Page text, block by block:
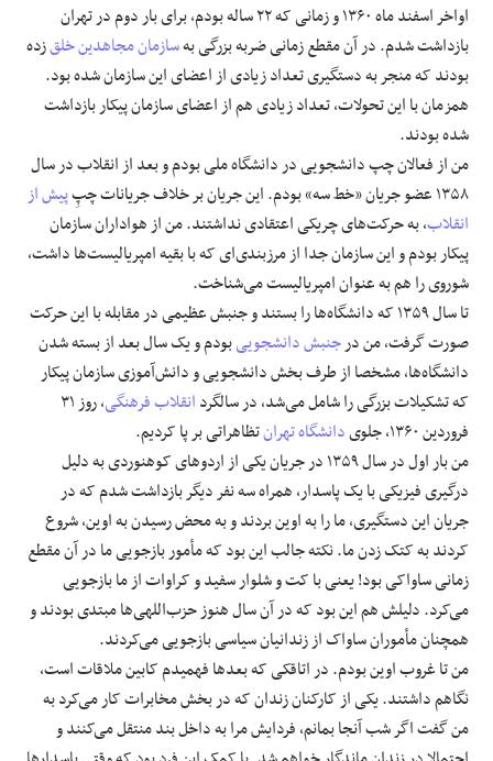
اواخر اسفند ماه ۱۳۶۰ و زمانی که ۲۲ ساله بودم، برای بار دوم در تهران
بازداشت شدم. در آن مقطع زمانی ضربه بزرگی بهسازمان مجاهدین خلقزده
بودند که منجر به دستگیری تعداد زیادی از اعضای این سازمان شده بود.
همزمان با این تحولات، تعداد زیادی هم از اعضای سازمان پیکار بازداشت
شده بودند.
من از فعالان چپ دانشجویی در دانشگاه ملی بودم و بعد از انقلاب در سال
۱۳۵۸ عضو جریان «خط سه» بودم. این جریان بر خلاف جریانات چپِ
پیش از
انقلاب، به حرکت‌های چریکی اعتقادی نداشتند. من از هواداران سازمان
پیکار بودم و این سازمان جدا از مرزبندی‌ای که با بقیه امپریالیست‌ها داشت،
شوروی را هم به‌ عنوان امپریالیست می‌شناخت.
تا سال ۱۳۵۹ که دانشگاه‌ها را بستند و جنبش عظیمی در مقابله با این حرکت
صورت گرفت، من درجنبش دانشجوییبودم و یک سال بعد از بسته شدن
دانشگاه‌ها، مشخصا از طرف بخش دانشجویی و دانش‌آموزی سازمان پیکار
که تشکیلات بزرگی را شامل می‌شد، در سالگردانقلاب فرهنگی
، روز ۳۱
فروردین ۱۳۶۰، جلوی
دانشگاه تهرانتظاهراتی بر پا کردیم.
من بار اول در سال ۱۳۵۹ در جریان یکی از اردوهای کوهنوردی به دلیل
درگیری فیزیکی با یک پاسدار، همراه سه نفر دیگر بازداشت شدم که در
جریان این دستگیری، ما را به اوین بردند و به محض رسیدن به اوین، شروع
کردند به کتک زدن ما. نکته جالب این بود که مأمور بازجویی ما در آن مقطع
زمانی ساواکی بود! یعنی با کت و شلوار سفید و کراوات از ما بازجویی
می‌کرد. دلیلش هم این بود که در آن سال هنوز حزب‌اللهی‌ها مبتدی بودند و
همچنان مأموران ساواک از زندانیان سیاسی بازجویی می‌کردند.
من تا غروب اوین بودم. در اتاقکی که بعد‌ها فهمیدم کابین ملاقات است،
نگاهم داشتند. یکی از کارکنان زندان که در بخش مخابرات کار می‌کرد به
من گفت اگر شب آنجا بمانم، فردایش مرا به داخل بند منتقل می‌کنند و